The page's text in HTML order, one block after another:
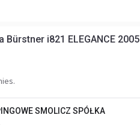
Bürstner i821 ELEGANCE 2005
SMOLICZ SPÓŁKA